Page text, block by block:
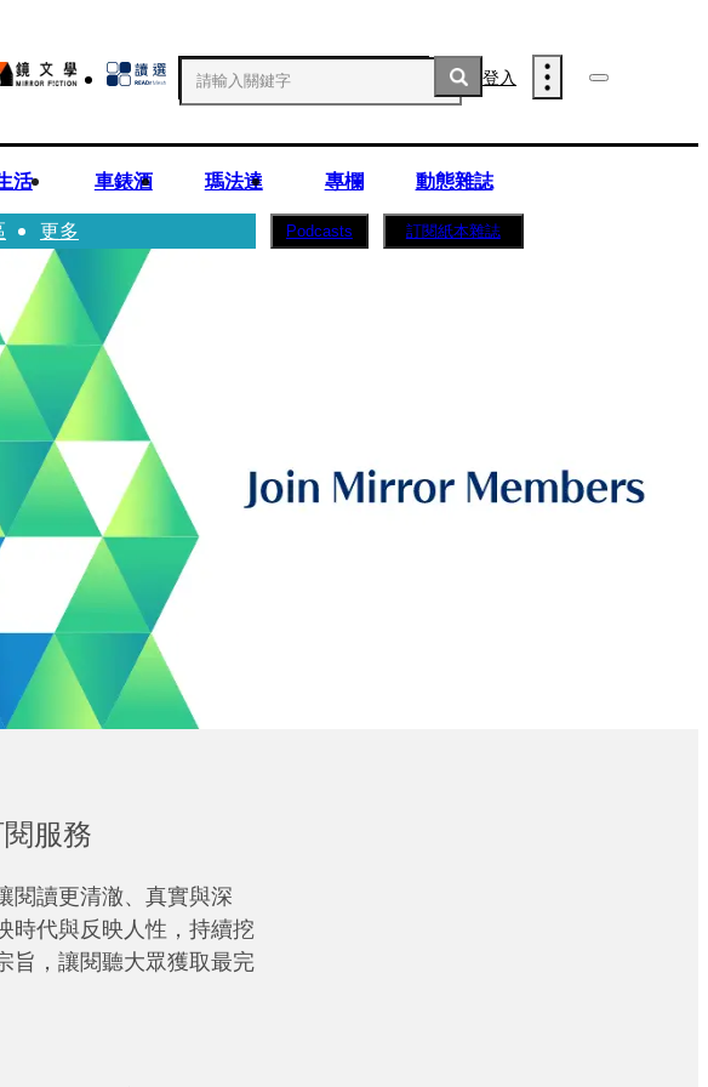
登入
活 車錶酒 瑪法達 專欄
動態雜誌
更多 Podcasts 訂閱紙本雜誌
服務
閱讀更清澈、真實與深
時代與反映人性，持續挖
旨，讓閱聽大眾獲取最完